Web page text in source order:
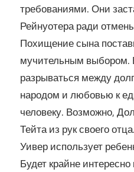
требованиями. Они
Рейнуотера ради
Похищение сына
мучительным выбором.
разрываться между
народом и любовью к
человеку. Возможно,
Тейта из рук своего
Уивер использует
Будет крайне